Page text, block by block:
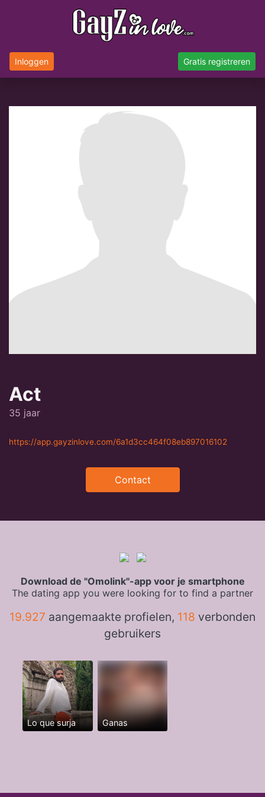
Inloggen Gratis registreren
Act
35 jaar
https://app.gayzinlove.com/6a1d3cc464f08eb897016102
Contact
Download de "Omolink"-app voor je smartphone
The dating app you were looking for to find a partner
19.927 aangemaakte profielen, 118 verbonden
gebruikers
Lo que surja Ganas